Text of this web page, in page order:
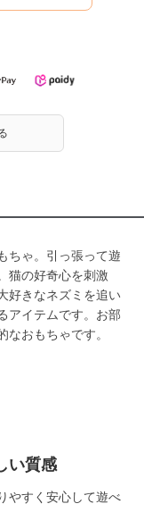
ちゃ。引っ張って遊
猫の好奇心を刺激
好きなネズミを追い
アイテムです。お部
なおもちゃです。
い質感
やすく安心して遊べ